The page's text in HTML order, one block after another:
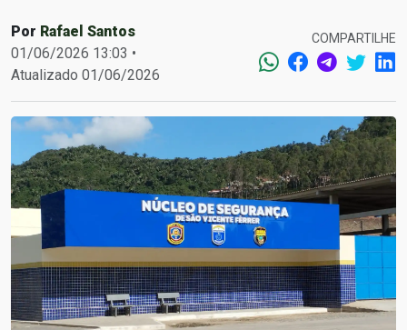
Por Rafael Santos
01/06/2026 13:03 •
Atualizado 01/06/2026
COMPARTILHE